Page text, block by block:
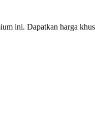
ini. Dapatkan harga